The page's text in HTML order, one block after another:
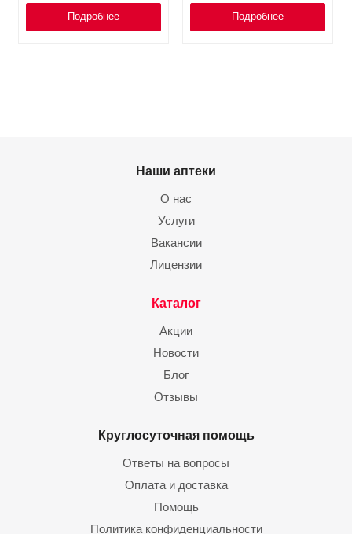
Подробнее Подробнее
Наши аптеки
О нас
Услуги
Вакансии
Лицензии
Каталог
Акции
Новости
Блог
Отзывы
Круглосуточная помощь
Ответы на вопросы
Оплата и доставка
Помощь
Политика конфиденциальности